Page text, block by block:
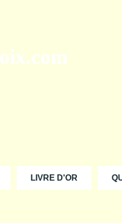
LIVRE D'OR